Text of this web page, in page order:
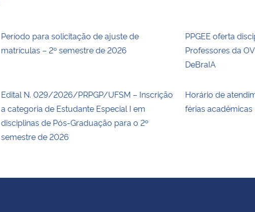
Período para solicitação de ajuste de
matrículas – 2º semestre de 2026
PPGEE oferta
Professores da
DeBraIA
Edital N. 029/2026/PRPGP/UFSM – Inscrição
a categoria de Estudante Especial I em
disciplinas de Pós-Graduação para o 2º
semestre de 2026
Horário de
férias acadêmicas